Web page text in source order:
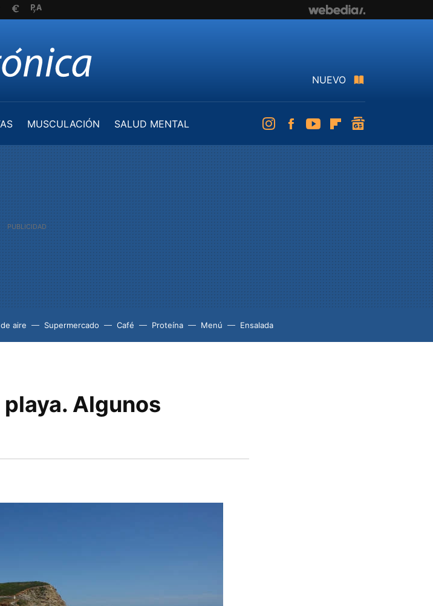
NUEVO
MUSCULACIÓN
SALUD MENTAL
InstagramFacebookYoutubeFlipboard
aire Supermercado Café Proteína Menú Ensalada
Algunos